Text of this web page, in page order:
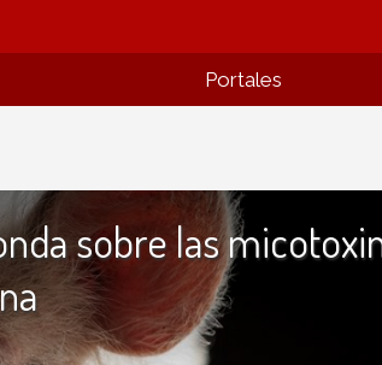
Portales
sobre las